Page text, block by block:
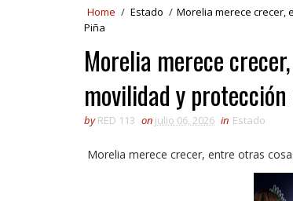
Home / Estado / Morelia merece crecer,
Piña
Morelia merece
movilidad y
by RED 113 on julio 06, 2026 in Estado
Morelia merece crecer, entre otras